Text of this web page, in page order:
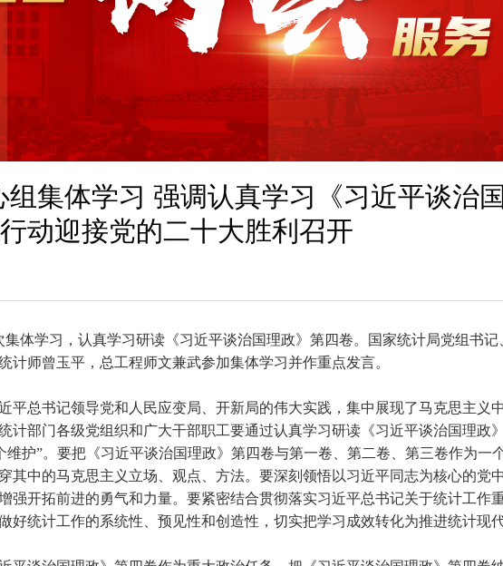
集体学习 强调认真学习《习近平谈治
动迎接党的二十大胜利召开
集体学习，认真学习研读《习近平谈治国理政》第四卷。国家统计局党组书
师曾玉平，总工程师文兼武参加集体学习并作重点发言。
平总书记领导党和人民应变局、开新局的伟大实践，集中展现了马克思主义
部门各级党组织和广大干部职工要通过认真学习研读《习近平谈治国理政
维护”。要把《习近平谈治国理政》第四卷与第一卷、第二卷、第三卷作为一
中的马克思主义立场、观点、方法。要深刻领悟以习近平同志为核心的党
强开拓前进的勇气和力量。要紧密结合贯彻落实习近平总书记关于统计工作
统计工作的系统性、预见性和创造性，切实把学习成效转化为推进统计现